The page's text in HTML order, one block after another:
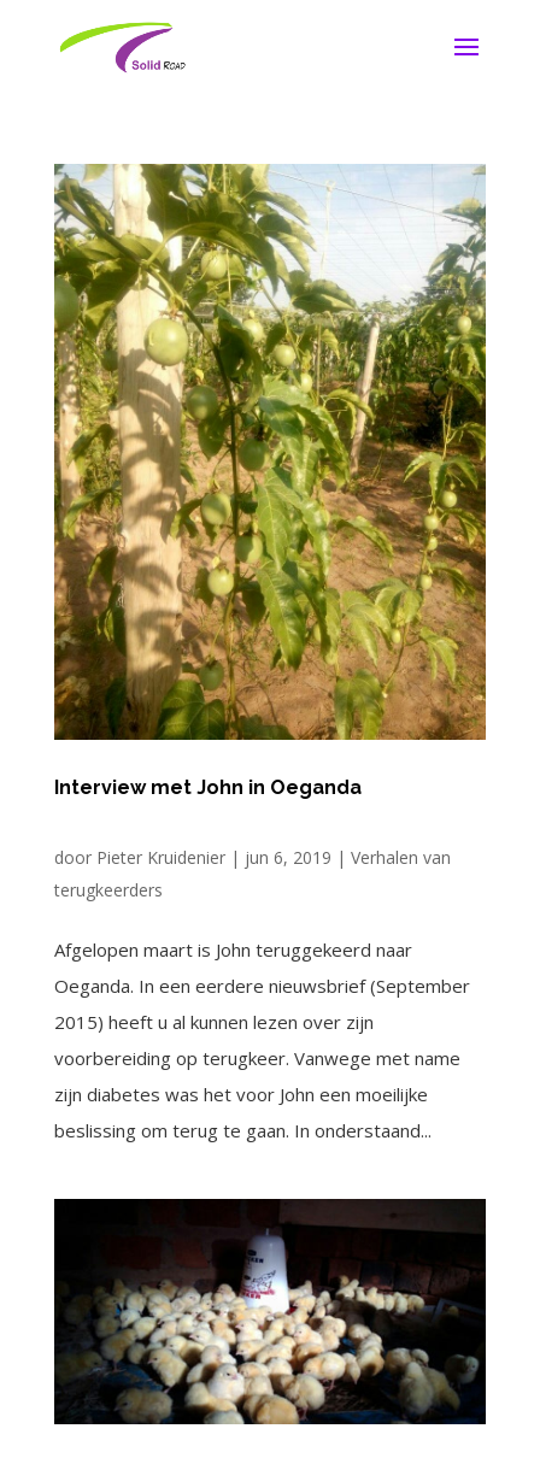
Interview met John in Oeganda
door Pieter Kruidenier| jun 6, 2019 | Verhalen van
terugkeerders
Afgelopen maart is John teruggekeerd naar
Oeganda. In een eerdere nieuwsbrief (September
2015) heeft u al kunnen lezen over zijn
voorbereiding op terugkeer. Vanwege met name
zijn diabetes was het voor John een moeilijke
beslissing om terug te gaan. In onderstaand...